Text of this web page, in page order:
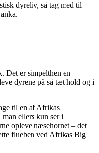
dyreliv, så tag med til
Det er simpelthen en
dyrene på så tæt hold og i
til en af Afrikas
ellers kun ser i
opleve næsehornet – det
flueben ved Afrikas Big